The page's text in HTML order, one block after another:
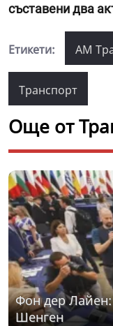
съставени два
Етикети: АМ
Транспорт
Още от
Фон дер
Шенген